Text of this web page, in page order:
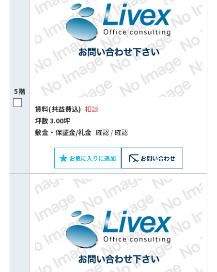
5階
賃料(共益費込) 相談
坪数 3.00坪
敷⾦‧保証⾦/礼⾦ 確認 / 確認
お気に入りに追加 お問い合わせ